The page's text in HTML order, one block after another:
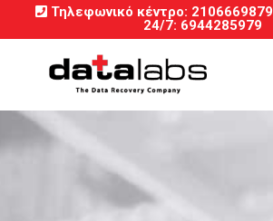
Τηλεφωνικό κέντρο: 2106669879
24/7: 6944285979